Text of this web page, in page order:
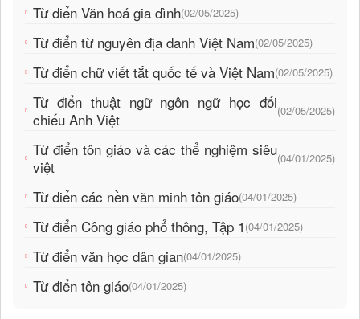
Từ điển Văn hoá gia đình(02/05/2025)
Từ điển từ nguyên địa danh Việt Nam(02/05/2025)
Từ điển chữ viết tắt quốc tế và Việt Nam(02/05/2025)
Từ điển thuật ngữ ngôn ngữ học đối
chiếu Anh Việt
(02/05/2025)
Từ điển tôn giáo và các thể nghiệm siêu
việt
(04/01/2025)
Từ điển các nền văn minh tôn giáo(04/01/2025)
Từ điển Công giáo phổ thông, Tập 1 (04/01/2025)
Từ điển văn học dân gian(04/01/2025)
Từ điển tôn giáo(04/01/2025)